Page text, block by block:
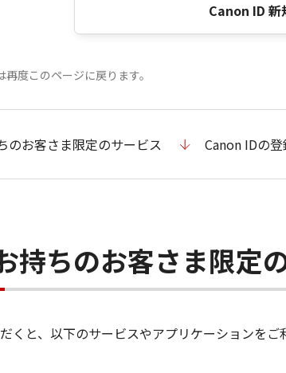
Canon ID 新
度このページに戻ります。
のお客さま限定のサービス Canon IDの
持ちのお客さま限定
くと、以下のサービスやアプリケーションをご